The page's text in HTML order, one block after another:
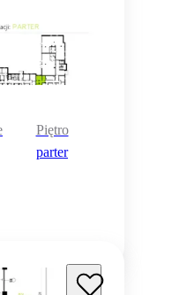
Piętro
parter